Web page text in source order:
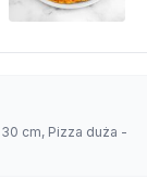
cm, Pizza duża -